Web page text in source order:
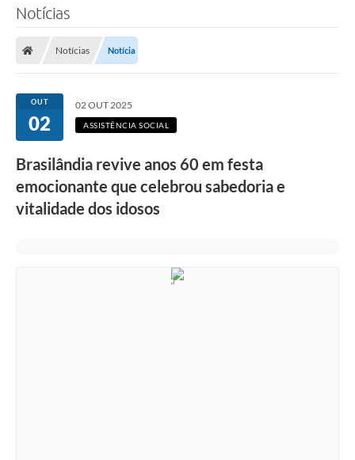
Transparência
Câmara Municipal
e-SIC
Tributação
Notícias
Notícias Notícia
OUT
02
02 OUT 2025
ASSISTÊNCIA SOCIAL
Brasilândia revive anos 60 em festa
emocionante que celebrou sabedoria e
vitalidade dos idosos